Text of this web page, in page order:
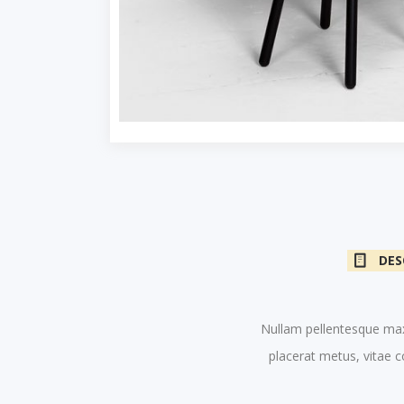
Nullam pellentesque
placerat metus, vitae